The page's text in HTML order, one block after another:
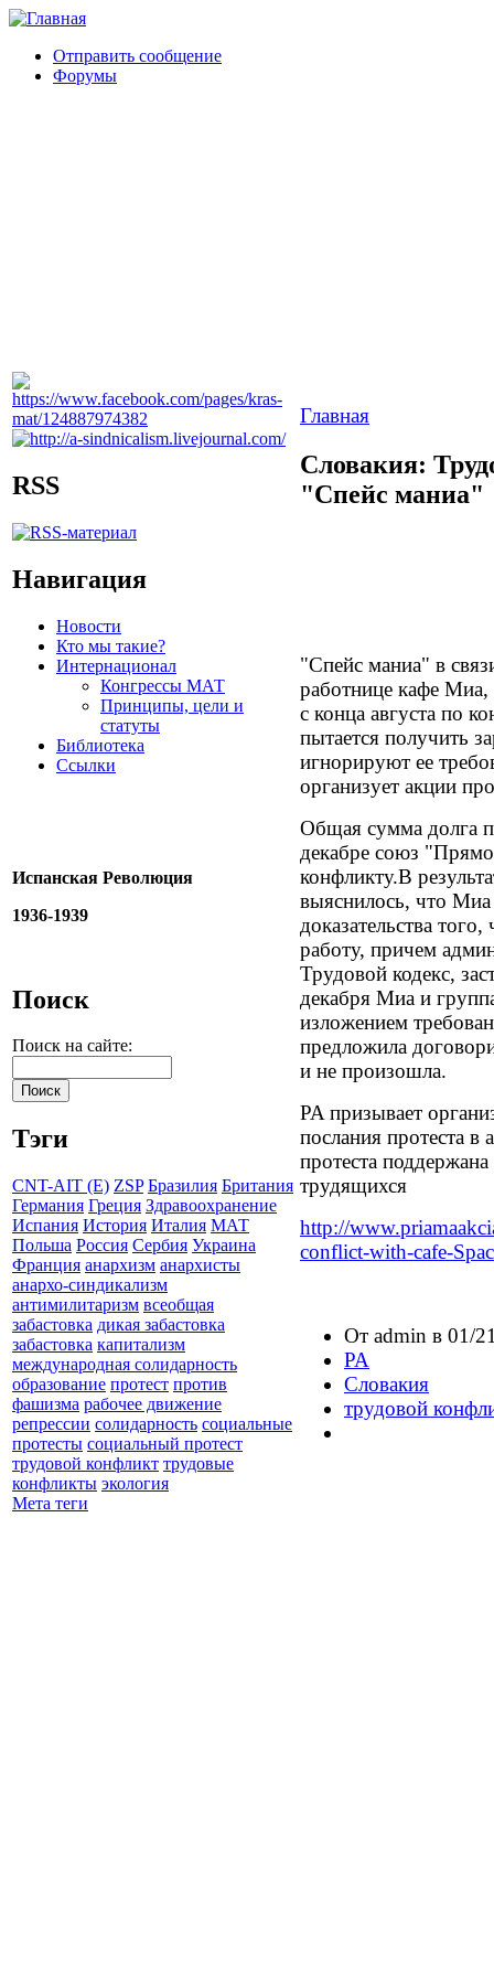
Отправить сообщение
Форумы
RSS
Навигация
Новости
Кто мы такие?
Интернационал
Конгрессы МАТ
Принципы, цели и
статуты
Библиотека
Ссылки
Испанская Революция
1936-1939
Поиск
Поиск на сайте:
Тэги
CNT-AIT (E) ZSP Бразилия Британия
Германия Греция Здравоохранение
Испания История Италия МАТ
Польша Россия Сербия Украина
Франция анархизм анархисты
анархо-синдикализм
антимилитаризм всеобщая
забастовка дикая забастовка
забастовка капитализм
международная солидарность
образование протест против
фашизма рабочее движение
репрессии солидарность социальные
протесты социальный протест
трудовой конфликт трудовые
конфликты экология
Мета теги
Главная
Словакия:
"Спейс маниа"
"Спейс маниа" в
работнице кафе Миа,
с конца августа по
пытается получить
игнорируют ее
организует акции
Общая сумма долга
декабре союз
конфликту.В
выяснилось, что Миа
доказательства
работу, причем
Трудовой кодекс,
декабря Миа и
изложением
предложила
и не произошла.
PA призывает
послания протеста в
протеста
трудящихся
http://
conflict-with-cafe-
От admin в 01/
PA
Словакия
трудовой